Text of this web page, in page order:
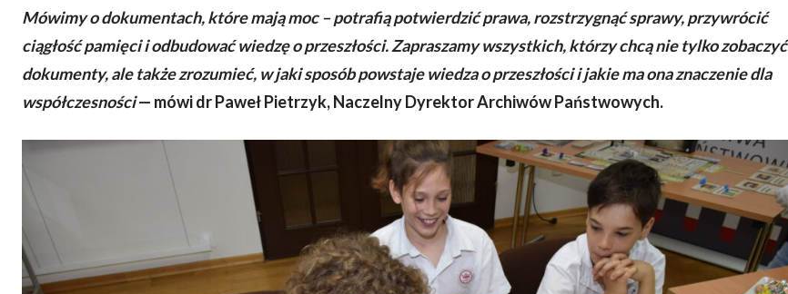
Mówimy o dokumentach, które mają moc – potrafią potwierdzić prawa, rozstrzygnąć sprawy, przywrócić
ciągłość pamięci i odbudować wiedzę o przeszłości. Zapraszamy wszystkich, którzy chcą nie tylko zobaczyć
dokumenty, ale także zrozumieć, w jaki sposób powstaje wiedza o przeszłości i jakie ma ona znaczenie dla
współczesności— mówi dr Paweł Pietrzyk, Naczelny Dyrektor Archiwów Państwowych.